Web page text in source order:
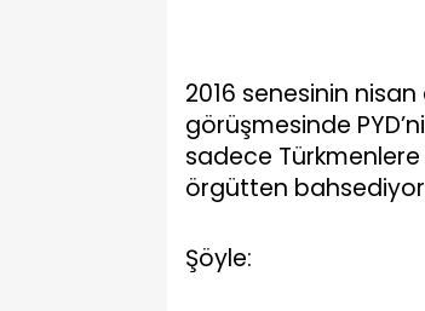
2016 senesinin
görüşmesinde
sadece
örgütten
Şöyle: